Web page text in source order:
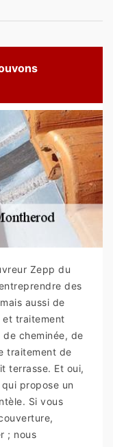
Zepp du
des
aussi de
traitement
cheminée, de
traitement de
terrasse. Et oui,
propose un
Si vous
; nous